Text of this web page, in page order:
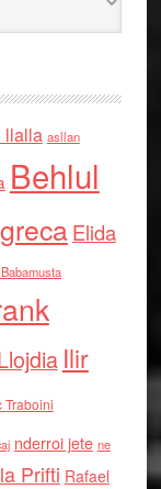
llalla asllan
Behlul
Elida
Ilir
Traboini
nderroi jete ne
Prifti Rafael